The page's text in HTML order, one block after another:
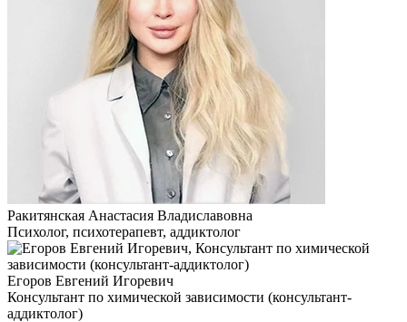
Ракитянская Анастасия Владиславовна
Психолог, психотерапевт, аддиктолог
Егоров Евгений Игоревич
Консультант по химической зависимости (консультант-
аддиктолог)